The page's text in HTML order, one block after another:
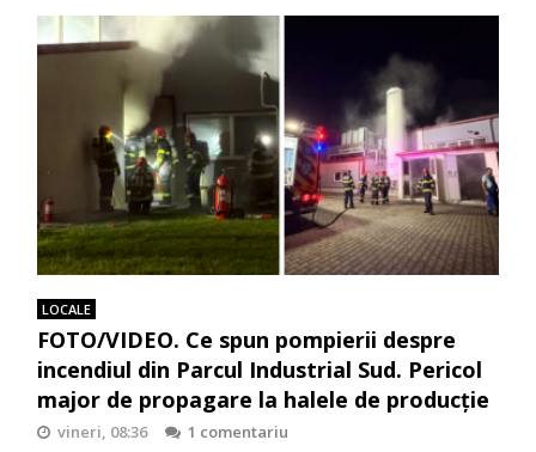
LOCALE
FOTO/VIDEO. Ce spun pompierii despre
incendiul din Parcul Industrial Sud. Pericol
major de propagare la halele de producție
vineri, 08:36
1 comentariu